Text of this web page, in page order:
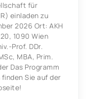
für
einladen zu
2026 Ort: AKH
1090 Wien
Prof. DDr.
MBA, Prim.
Das Programm
Sie auf der